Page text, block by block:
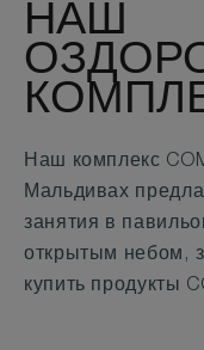
НАШ
Наш комплекс
Мальдивах
занятия в
открытым небом,
купить продукты